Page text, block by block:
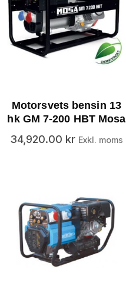
Motorsvets bensin 13
hk GM 7-200 HBT Mosa
34,920.00 kr Exkl. moms